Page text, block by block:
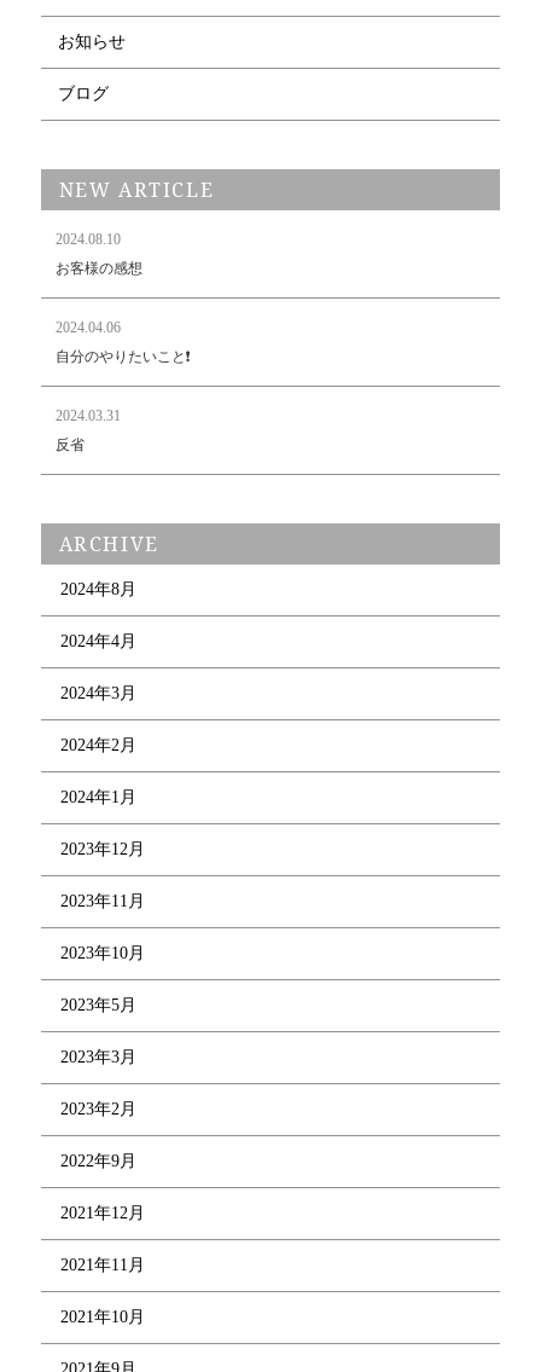
お知らせ
ブログ
NEW ARTICLE
2024.08.10
お客様の感想
2024.04.06
自分のやりたいこと❗️
2024.03.31
反省
ARCHIVE
2024年8月
2024年4月
2024年3月
2024年2月
2024年1月
2023年12月
2023年11月
2023年10月
2023年5月
2023年3月
2023年2月
2022年9月
2021年12月
2021年11月
2021年10月